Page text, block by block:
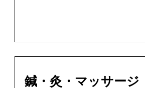
鍼・灸・マッサージ